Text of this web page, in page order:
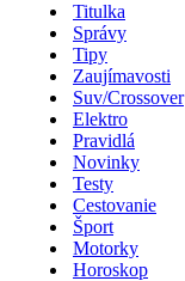
Titulka
Správy
Tipy
Zaujímavosti
Suv/Crossover
Elektro
Pravidlá
Novinky
Testy
Cestovanie
Šport
Motorky
Horoskop